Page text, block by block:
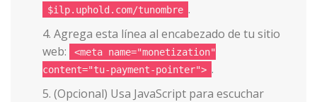
$ilp.uphold.com/tunombre .
Agrega esta línea al encabezado de tu sitio
web:
<meta name="monetization"
content="tu-payment-pointer"> .
(Opcional) Usa JavaScript para escuchar